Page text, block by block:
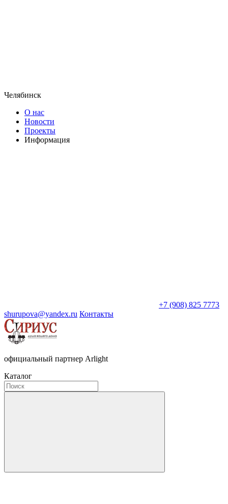
Челябинск
О нас
Новости
Проекты
Информация
+7 (908) 825 7773
shurupova@yandex.ru Контакты
официальный партнер Arlight
Каталог